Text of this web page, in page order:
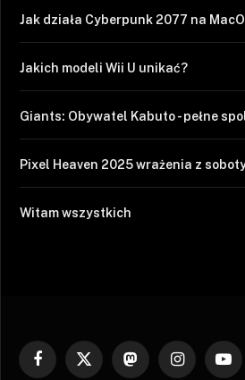
Jak działa Cyberpunk 2077 na
Jakich modeli Wii U unikać?
Giants: Obywatel Kabuto - pełne
Pixel Heaven 2025 wrażenia z
Witam wszystkich
Facebook
X
MastodonInstagram